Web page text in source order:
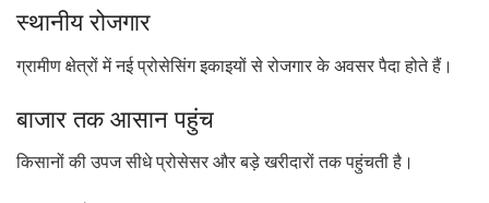
स्थानीय रोजगार
ग्रामीण क्षेत्रों में नई प्रोसेसिंग इकाइयों से रोजगार के अवसर पैदा होते हैं।
बाजार तक आसान पहुंच
किसानों की उपज सीधे प्रोसेसर और बड़े खरीदारों तक पहुंचती है।